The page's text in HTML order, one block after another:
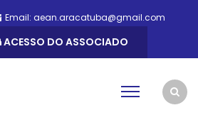
Email: aean.aracatuba@gmail.com
ACESSO DO ASSOCIADO